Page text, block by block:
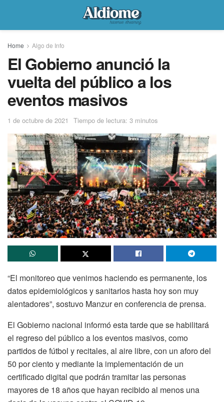
Home Algo de Info
El Gobierno anunció la
vuelta del público a los
eventos masivos
1 de octubre de 2021 Tiempo de lectura: 3 minutos
“El monitoreo que venimos haciendo es permanente, los
datos epidemiológicos y sanitarios hasta hoy son muy
alentadores”, sostuvo Manzur en conferencia de prensa.
El Gobierno nacional informó esta tarde que se habilitará
el regreso del público a los eventos masivos, como
partidos de fútbol y recitales, al aire libre, con un aforo del
50 por ciento y mediante la implementación de un
certificado digital que podrán tramitar las personas
mayores de 18 años que hayan recibido al menos una